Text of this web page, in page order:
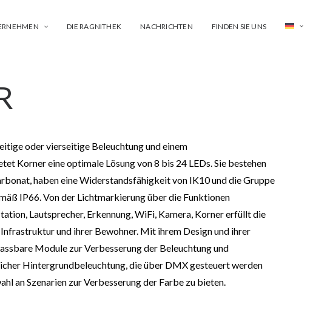
DIE RAGNITHEK NACHRICHTEN FINDEN SIE UNS
oder vierseitige Beleuchtung und einem
Korner eine optimale Lösung von 8 bis 24 LEDs. Sie bestehen
haben eine Widerstandsfähigkeit von IK10 und die Gruppe
IP66. Von der Lichtmarkierung über die Funktionen
Lautsprecher, Erkennung, WiFi, Kamera, Korner erfüllt die
und ihrer Bewohner. Mit ihrem Design und ihrer
Module zur Verbesserung der Beleuchtung und
Hintergrundbeleuchtung, die über DMX gesteuert werden
an Szenarien zur Verbesserung der Farbe zu bieten.